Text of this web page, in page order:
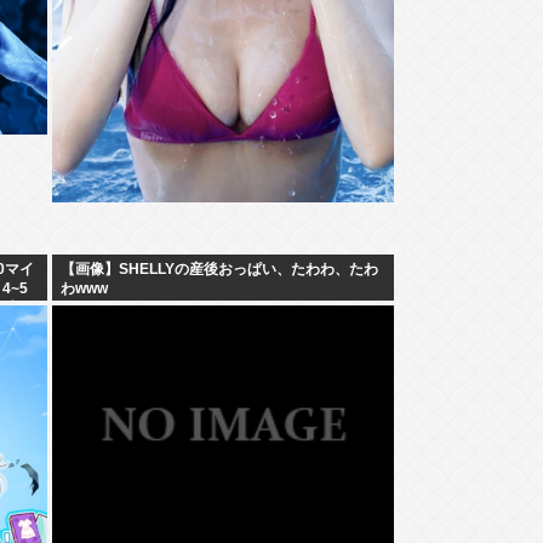
マイ
4~5
歩行
高い
【画像】SHELLYの産後おっぱい、たわわ、たわ
わwww